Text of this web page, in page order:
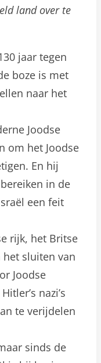
land over te
jaar tegen
boze is met
naar het
Joodse
om het Joodse
En hij
in de
een feit
rijk, het Britse
sluiten van
Joodse
nazi’s
te verijdelen
sinds de